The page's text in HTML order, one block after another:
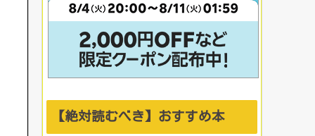
【絶対読むべき】おすすめ本